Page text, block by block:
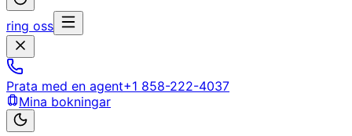
ring oss
Prata med en agent+1 858-222-4037
Mina bokningar